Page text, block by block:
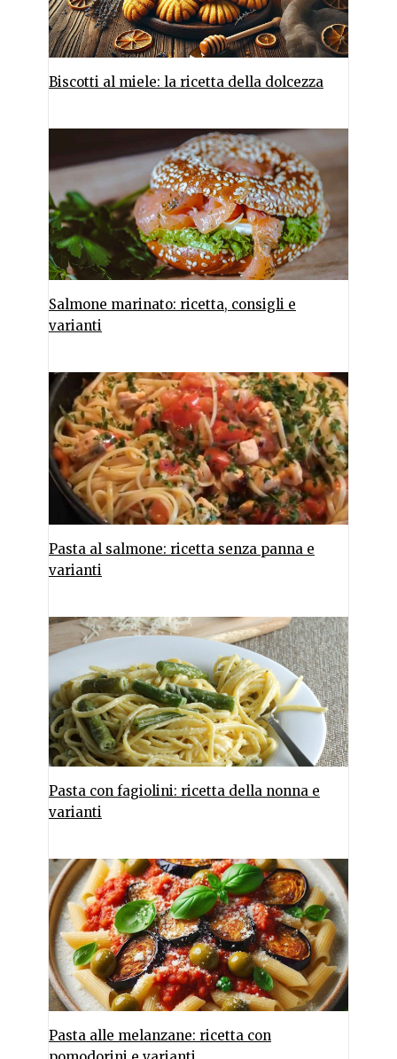
Biscotti al miele: la ricetta della dolcezza
Salmone marinato: ricetta, consigli e
varianti
Pasta al salmone: ricetta senza panna e
varianti
Pasta con fagiolini: ricetta della nonna e
varianti
Pasta alle melanzane: ricetta con